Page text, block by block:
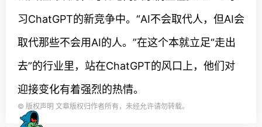
习ChatGPT的新竞争中。“AI不会取代人，但AI会
取代那些不会用AI的人。”在这个本就立足“走出
去”的行业里，站在ChatGPT的风口上，他们对
迎接变化有着强烈的热情。
© 版权声明 文章版权归作者所有，未经允许请勿转载。